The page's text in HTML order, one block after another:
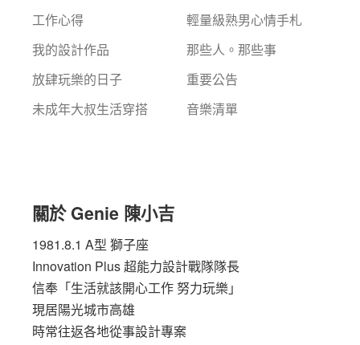
工作心得
我的設計作品
放肆玩樂的日子
未成年大叔生活穿搭
輕量級熟男心情手札
那些人。那些事
重要公告
音樂清單
關於 Genie 陳小吉
1981.8.1 A型 獅子座
Innovation Plus超能力設計戰隊隊長
信奉「生活就該開心工作 努力玩樂」
現居陽光城市高雄
時常往返各地從事設計專案